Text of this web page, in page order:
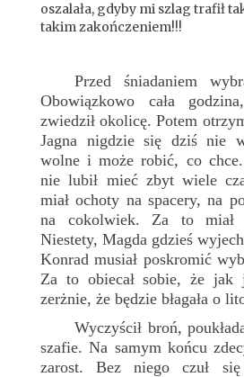
oszalała, gdyby mi szlag trafił
takim zakończeniem!!!
Przed śniadaniem
Obowiązkowo cała
zwiedził okolicę. Potem
Jagna nigdzie się dziś nie
wolne i może robić, co
nie lubił mieć zbyt wiele
miał ochoty na spacery, na
na cokolwiek. Za to miał
Niestety, Magda gdzieś
Konrad musiał poskromić
Za to obiecał sobie, że
zerżnie, że będzie błagała o
Wyczyścił broń,
szafie. Na samym końcu
zarost. Bez niego czuł